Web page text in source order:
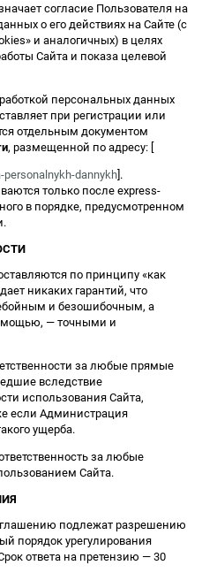
согласие Пользователя на
о его действиях на Сайте (с
и аналогичных) в целях
Сайта и показа целевой
персональных данных
при регистрации или
отдельным документом
, размещенной по адресу: [
dannykh ].
только после express-
в порядке, предусмотренном
по принципу «как
никаких гарантий, что
и безошибочным, а
— точными и
за любые прямые
вследствие
использования Сайта,
если Администрация
ущерба.
за любые
Сайта.
подлежат разрешению
порядок урегулирования
ответа на претензию — 30